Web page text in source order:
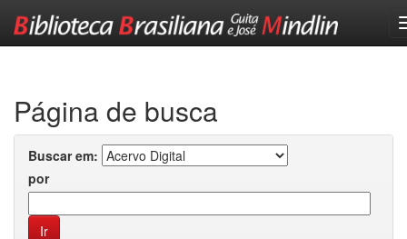
Página de busca
Buscar em:
por